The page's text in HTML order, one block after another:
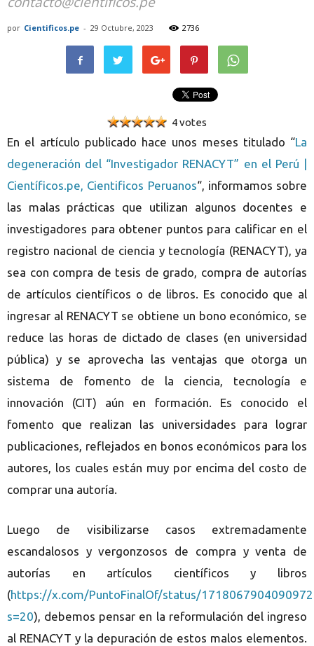
por Cientificos.pe - 29 Octubre, 2023 2736
4 votes
En el artículo publicado hace unos meses titulado “La
degeneración del “Investigador RENACYT” en el Perú |
Científicos.pe, Cientificos Peruanos“, informamos sobre
las malas prácticas que utilizan algunos docentes e
investigadores para obtener puntos para calificar en el
registro nacional de ciencia y tecnología (RENACYT), ya
sea con compra de tesis de grado, compra de autorías
de artículos científicos o de libros. Es conocido que al
ingresar al RENACYT se obtiene un bono económico, se
reduce las horas de dictado de clases (en universidad
pública) y se aprovecha las ventajas que otorga un
sistema de fomento de la ciencia, tecnología e
innovación (CIT) aún en formación. Es conocido el
fomento que realizan las universidades para lograr
publicaciones, reflejados en bonos económicos para los
autores, los cuales están muy por encima del costo de
comprar una autoría.
Luego de visibilizarse casos extremadamente
escandalosos y vergonzosos de compra y venta de
autorías en artículos científicos y libros
(https://x.com/PuntoFinalOf/status/
s=20), debemos pensar en la reformulación del ingreso
al RENACYT y la depuración de estos malos elementos.